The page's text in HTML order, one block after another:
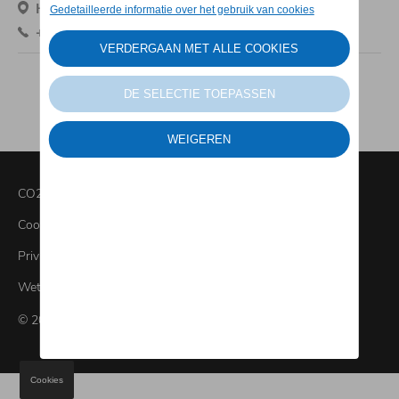
Hoogveldweg 91, 2500 Lier
+32 03 480 05 04
© 2026 Groep LAC-Verschaeren
CO2 informatie
Cookies
Privacybeleid
Wettelijke bepalingen
Cookies